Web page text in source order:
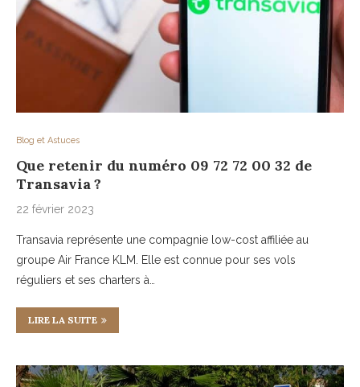
Blog et Astuces
Que retenir du numéro 09 72 72 00 32 de
Transavia ?
22 février 2023
Transavia représente une compagnie low-cost affiliée au
groupe Air France KLM. Elle est connue pour ses vols
réguliers et ses charters à…
LIRE LA SUITE